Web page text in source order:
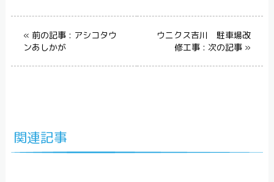
« 前の記事 : アシコタウ
ンあしかが
ウニクス吉川 駐車場改
修工事 : 次の記事 »
関連記事